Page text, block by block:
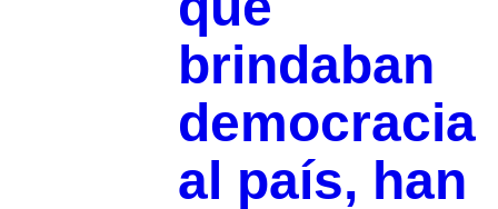
brindaban
democracia
al país, han